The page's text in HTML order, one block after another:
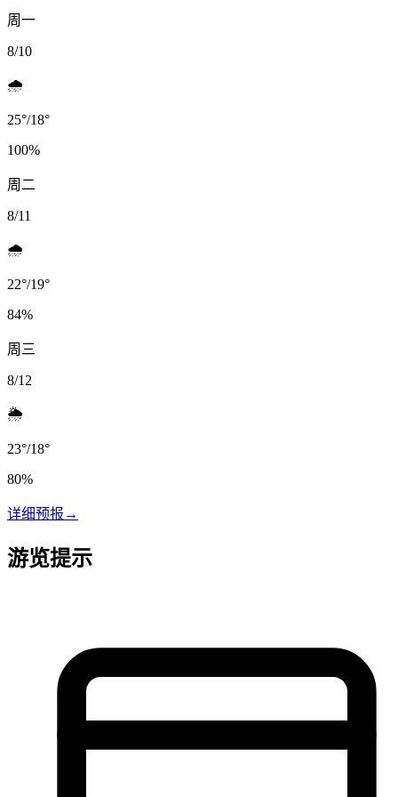
周一
8/10
🌧️
25°/18°
100%
周二
8/11
🌧️
22°/19°
84%
周三
8/12
🌦️
23°/18°
80%
详细预报 →
游览提示